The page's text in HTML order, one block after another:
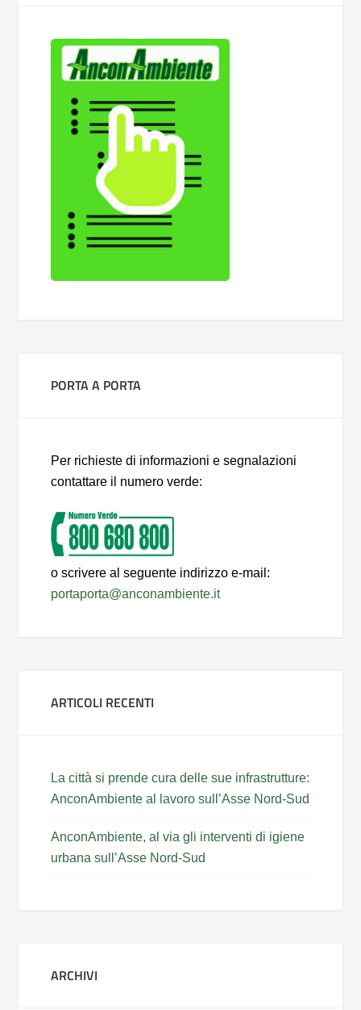
PORTA A PORTA
Per richieste di informazioni e segnalazioni
contattare il numero verde:
o scrivere al seguente indirizzo e-mail:
portaporta@anconambiente.it
ARTICOLI RECENTI
La città si prende cura delle sue infrastrutture:
AnconAmbiente al lavoro sull’Asse Nord-Sud
AnconAmbiente, al via gli interventi di igiene
urbana sull’Asse Nord-Sud
ARCHIVI